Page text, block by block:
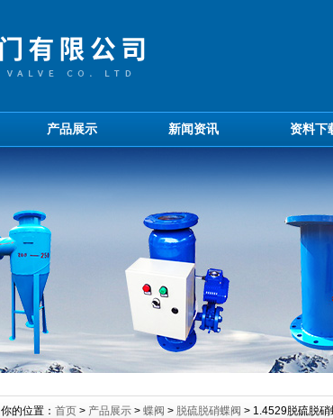
产品展示 新闻资讯 资料下
你的位置： 首页 > 产品展示 > 蝶阀 > 脱硫脱硝蝶阀 > 1.4529脱硫脱硝